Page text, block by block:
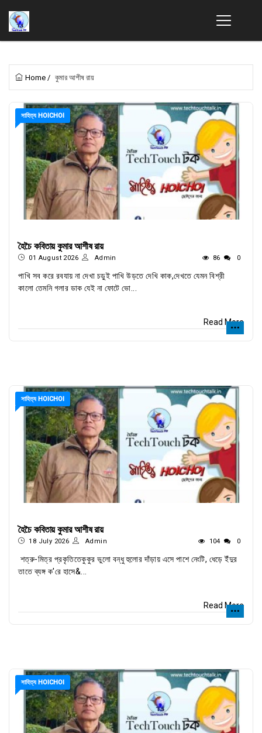
Home / কুমার আশীষ রায়
সাহিত্য HOICHOI
হৈচৈ কবিতায় কুমার আশীষ রায়
01 August 2026 Admin 86 0
পাখি সব করে রবযায় না দেখা চড়ুই পাখি উড়তে দেখি কাক,দেখতে যেমন বিশ্রী
কালো তেমনি গলার ডাক যেই না ফোটে ভো...
Read More
সাহিত্য HOICHOI
হৈচৈ কবিতায় কুমার আশীষ রায়
18 July 2026 Admin 104 0
শত্রু-মিত্র প্রকৃতিতেকুকুর ভুলো বন্ধু হুলোর দাঁড়ায় এসে পাশে নেংটি, ধেড়ে ইঁদুর
তাতে ব্যঙ্গ ক'রে হাসে&...
Read More
সাহিত্য HOICHOI